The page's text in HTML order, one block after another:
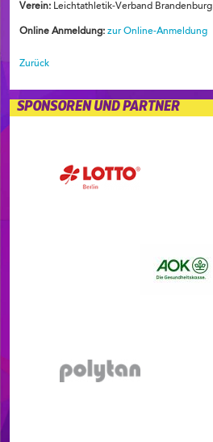
Verein: Leichtathletik-Verband Brandenburg
Online Anmeldung: zur Online-Anmeldung
Zurück
SPONSOREN UND PARTNER